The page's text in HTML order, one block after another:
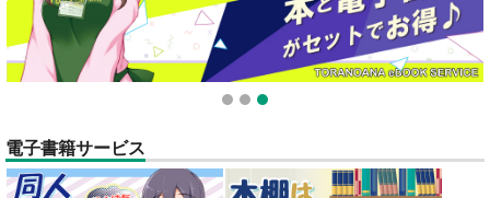
1 2 3
電子書籍サービス